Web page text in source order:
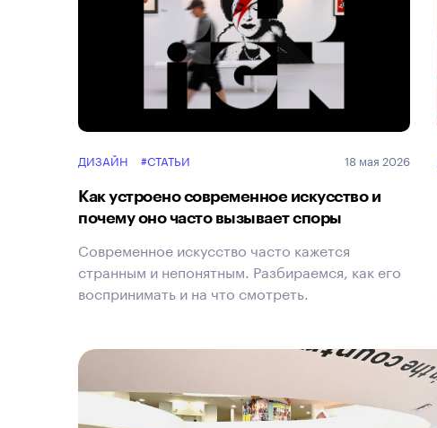
ДИЗАЙН #СТАТЬИ 18 мая 2026
Как устроено современное искусство и
почему оно часто вызывает споры
Современное искусство часто кажется
странным и непонятным. Разбираемся, как его
воспринимать и на что смотреть.